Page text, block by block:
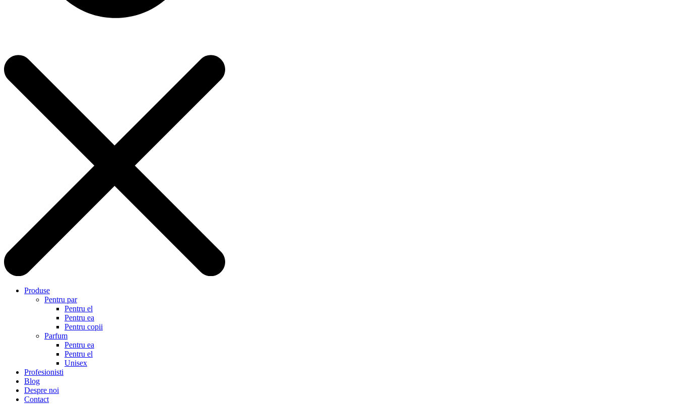
Produse
Pentru par
Pentru el
Pentru ea
Pentru copii
Parfum
Pentru ea
Pentru el
Unisex
Profesionisti
Blog
Despre noi
Contact